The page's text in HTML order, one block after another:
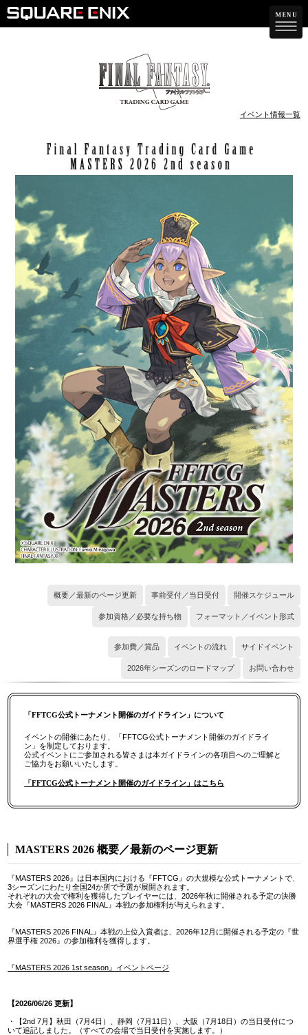
イベント情報一覧
概要／最新のページ更新 事前受付／当日受付 開催スケジュール
参加資格／必要な持ち物 フォーマット／イベント形式
参加費／賞品 イベントの流れ サイドイベント
2026年シーズンのロードマップ お問い合わせ
「FFTCG公式トーナメント開催のガイドライン」について
イベントの開催にあたり、「FFTCG公式トーナメント開催のガイドライ
ン」を制定しております。
公式イベントにご参加される皆さまは本ガイドラインの各項目へのご理解と
ご協力をお願いいたします。
「FFTCG公式トーナメント開催のガイドライン」はこちら
MASTERS 2026 概要／最新のページ更新
『MASTERS 2026』は日本国内における『FFTCG』の大規模な公式トーナメントで、
3シーズンにわたり全国24か所で予選が展開されます。
それぞれの大会で権利を獲得したプレイヤーには、2026年秋に開催される予定の決勝
大会『MASTERS 2026 FINAL』本戦の参加権利が与えられます。
『MASTERS 2026 FINAL』本戦の上位入賞者は、2026年12月に開催される予定の『世
界選手権 2026』の参加権利を獲得します。
『MASTERS 2026 1st season』イベントページ
【2026/06/26 更新】
・【2nd 7月】秋田（7月4日）、静岡（7月11日）、大阪（7月18日）の当日受付につ
いて追記しました。（すべての会場で当日受付を実施します。）